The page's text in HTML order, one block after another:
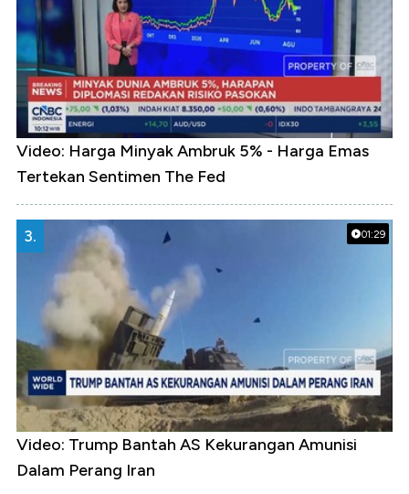
Video: Harga Minyak Ambruk 5% - Harga Emas
Tertekan Sentimen The Fed
01:29
3.
Video: Trump Bantah AS Kekurangan Amunisi
Dalam Perang Iran